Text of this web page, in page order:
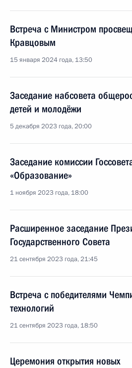
Встреча с Министром
Кравцовым
15 января 2024 года, 13:50
Заседание набсовета
детей и молодёжи
5 декабря 2023 года, 20:00
Заседание комиссии
«Образование»
1 ноября 2023 года, 18:00
Расширенное заседание
Государственного Совета
21 сентября 2023 года, 21:45
Встреча с победителями
технологий
21 сентября 2023 года, 18:50
Церемония открытия новых